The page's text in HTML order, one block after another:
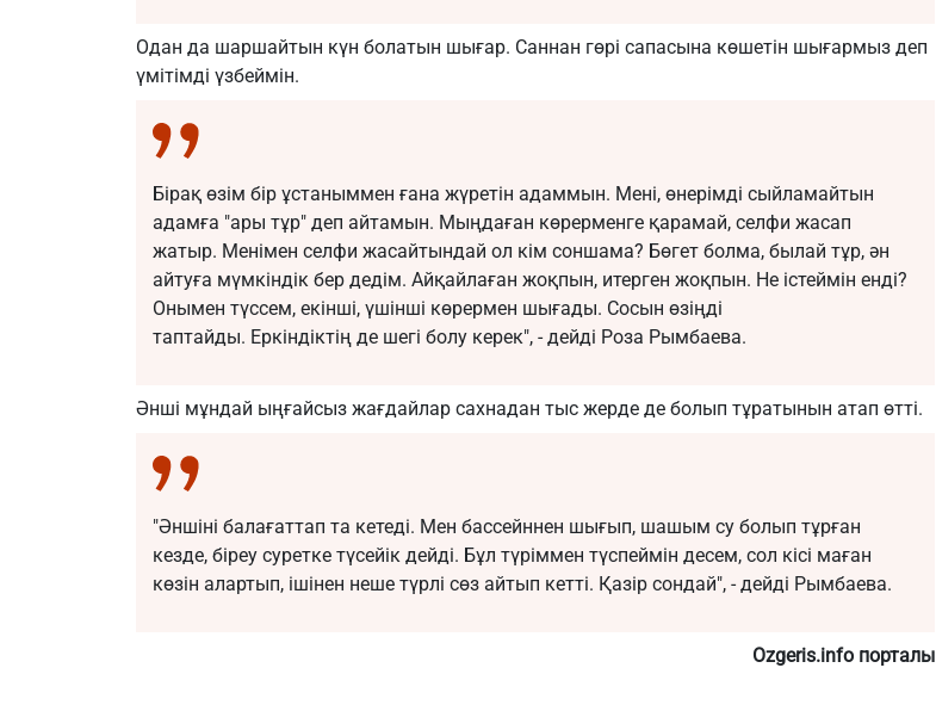
Одан да шаршайтын күн болатын шығар. Саннан гөрі сапасына көшетін шығармыз деп
үмітімді үзбеймін.
Бірақ өзім бір ұстаныммен ғана жүретін адаммын. Мені, өнерімді сыйламайтын
адамға "ары тұр" деп айтамын. Мыңдаған көрерменге қарамай, селфи жасап
жатыр. Менімен селфи жасайтындай ол кім соншама? Бөгет болма, былай тұр, ән
айтуға мүмкіндік бер дедім. Айқайлаған жоқпын, итерген жоқпын. Не істеймін енді?
Онымен түссем, екінші, үшінші көрермен шығады. Сосын өзіңді
таптайды. Еркіндіктің де шегі болу керек", - дейді Роза Рымбаева.
Әнші мұндай ыңғайсыз жағдайлар сахнадан тыс жерде де болып тұратынын атап өтті.
"Әншіні балағаттап та кетеді. Мен бассейннен шығып, шашым су болып тұрған
кезде, біреу суретке түсейік дейді. Бұл түріммен түспеймін десем, сол кісі маған
көзін алартып, ішінен неше түрлі сөз айтып кетті. Қазір сондай", - дейді Рымбаева.
Ozgeris.info порталы